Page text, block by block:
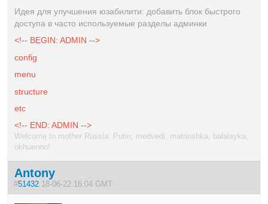
Идея для улучшения юзабилити: добавить блок быстрого
доступа в часто используемые разделы админки
<!-- BEGIN: ADMIN -->
config
menu
structure
etc
<!-- END: ADMIN -->
Welcome to mother Russia: Putin, medvedi, matrioshka, balalayka,
okhuenno!
Antony
#51432 18-06-22 16:04 GMT